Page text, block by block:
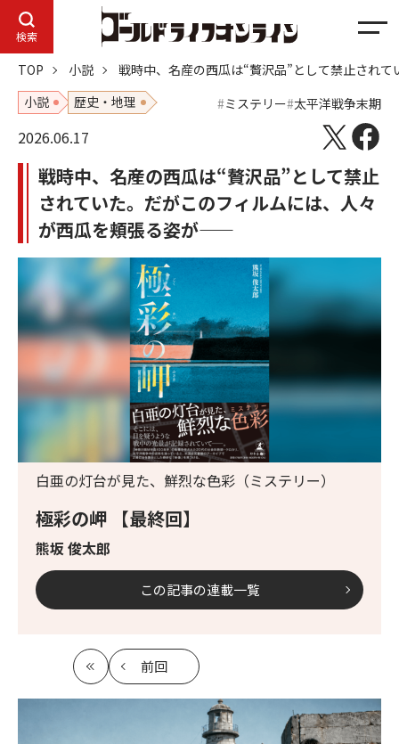
検索
メ
ニ
ュ
ー
TOP 小説
戦時中、名産の西瓜は“贅沢品”として禁止されて
小説
歴史・地理 ミステリー 太平洋戦争末期
2026.06.17
戦時中、名産の西瓜は“贅沢品”として禁止
されていた。だがこのフィルムには、人々
が西瓜を頬張る姿が――
極彩の岬 【最終回】
熊坂 俊太郎
白亜の灯台が見た、鮮烈な色彩（ミステリー）
この記事の連載一覧
最
初
前回
記